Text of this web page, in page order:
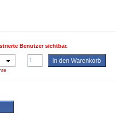
Benutzer sichtbar.
in den Warenkorb